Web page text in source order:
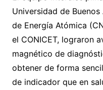
Universidad de
de Energía Atómica
el CONICET, lograron
magnético de
obtener de forma
de indicador que en